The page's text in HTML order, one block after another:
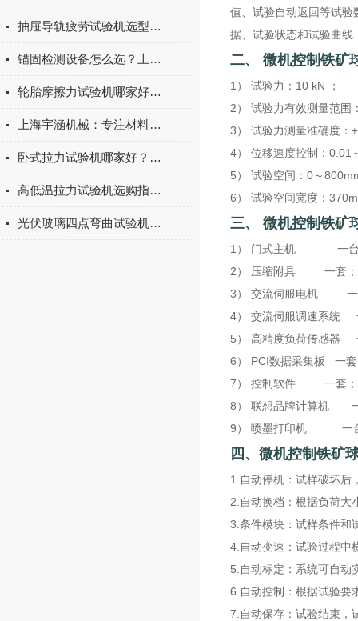
抽屉导轨疲劳试验机选型指南：如何量化评估家具五金的耐用性
锚固检测设备怎么选？上海宇涵膨胀螺丝拉拔试验机品牌评测
轮胎摩擦力试验机哪家好？上海宇涵试验机综合评测
上海宇涵机械：专注材料力学检测，电池片拉力试验机助力光伏品质管控
卧式拉力试验机哪家好？2026年国产实力厂家实测推荐
高低温拉力试验机选购指南：聚焦上海宇涵的技术实力与可靠方案
光伏玻璃四点弯曲试验机的重要性
值、试验自动返回等试
据、试验状态和试验曲
二、 微机控制铁矿
1） 试验力：10 kN ；
2） 试验力有效测量范围
3） 试验力测量准确度：
4） 位移速度控制：0.01
5） 试验空间：0～
6） 试验空间宽度：
三、 微机控制铁矿
1） 门式主机 一台
2） 压缩附具 一套；
3） 交流伺服电机 一
4） 交流伺服调速系统
5） 高精度负荷传感器
6） PCI数据采集板 一
7） 控制软件 一套；
8） 联想品牌计算机
9） 喷墨打印机 一台
四、 微机控制铁矿
1.自动停机：试样破坏后
2.自动换档：根据负荷大
3.条件模块：试样条件和
4.自动变速：试验过程中
5.自动标定：系统可自动
6.自动控制：根据试验要
7.自动保存：试验结束，